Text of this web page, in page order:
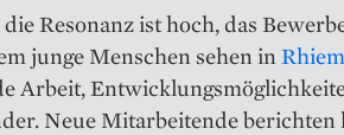
Resonanz ist hoch, das
junge Menschen sehen in
Arbeit,
Neue Mitarbeitende berichten